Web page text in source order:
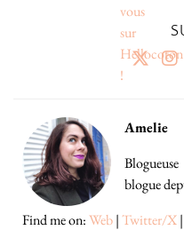
Amelie
blogue
Find me on:Web|Twitter/X|